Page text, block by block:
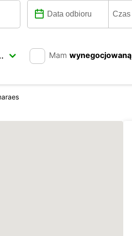
Mam